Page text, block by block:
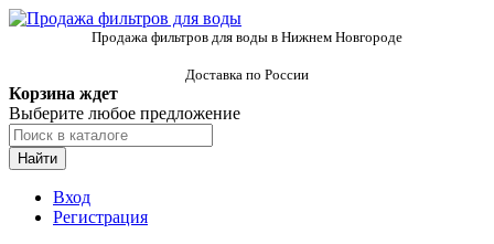
Продажа фильтров для воды в Нижнем Новгороде
Доставка по России
Корзина ждет
Выберите любое предложение
Найти
Вход
Регистрация